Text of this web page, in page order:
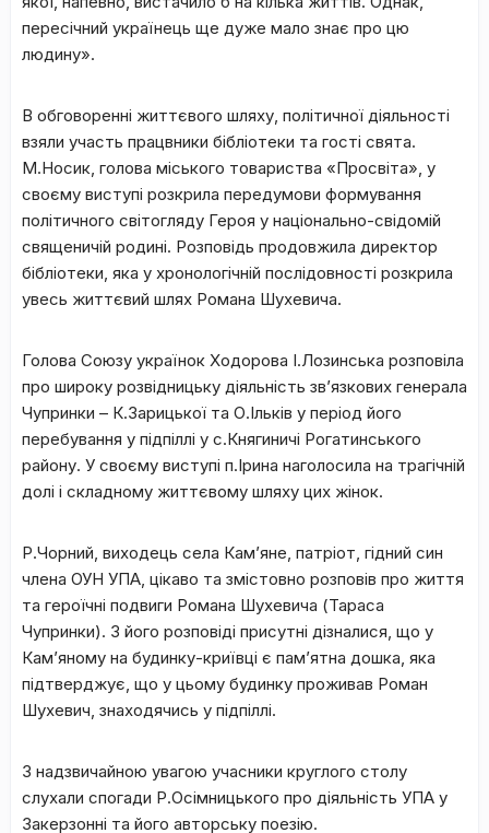
пересічний українець ще дуже мало знає про цю
людину».
В обговоренні життєвого шляху, політичної діяльності
взяли участь працвники бібліотеки та гості свята.
М.Носик, голова міського товариства «Просвіта», у
своєму виступі розкрила передумови формування
політичного світогляду Героя у національно-свідомій
священичій родині. Розповідь продовжила директор
бібліотеки, яка у хронологічній послідовності розкрила
увесь життєвий шлях Романа Шухевича.
Голова Союзу українок Ходорова І.Лозинська розповіла
про широку розвідницьку діяльність зв’язкових генерала
Чупринки – К.Зарицької та О.Ільків у період його
перебування у підпіллі у с.Княгиничі Рогатинського
району. У своєму виступі п.Ірина наголосила на трагічній
долі і складному життєвому шляху цих жінок.
Р.Чорний, виходець села Кам’яне, патріот, гідний син
члена ОУН УПА, цікаво та змістовно розповів про життя
та героїчні подвиги Романа Шухевича (Тараса
Чупринки). З його розповіді присутні дізналися, що у
Кам’яному на будинку-криївці є пам’ятна дошка, яка
підтверджує, що у цьому будинку проживав Роман
Шухевич, знаходячись у підпіллі.
З надзвичайною увагою учасники круглого столу
слухали спогади Р.Осімницького про діяльність УПА у
Закерзонні та його авторську поезію.